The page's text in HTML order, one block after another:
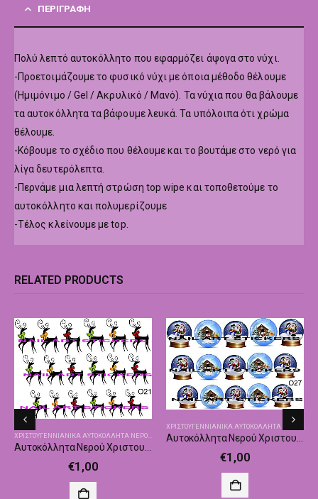
ΠΕΡΙΓΡΑΦΉ
Πολύ λεπτό αυτοκόλλητο που εφαρμόζει άψογα στο νύχι.
-Προετοιμάζουμε το φυσικό νύχι με όποια μέθοδο θέλουμε
(Ημιμόνιμο / Gel / Ακρυλικό / Μανό). Τα νύχια που θα βάλουμε
τα αυτοκόλλητα τα βάφουμε λευκά. Τα υπόλοιπα ότι χρώμα
θέλουμε.
-Κόβουμε το σχέδιο που θέλουμε και το βουτάμε στο νερό για
λίγα δευτερόλεπτα.
-Περνάμε μια λεπτή στρώση top wipe και τοποθετούμε το
αυτοκόλλητο και πολυμερίζουμε
-Τέλος κλείνουμε με top.
RELATED PRODUCTS
ΧΡΙΣΤΟΥΓΕΝΝΙΆΤΙΚΑ ΑΥΤΟΚΌΛΛΗΤΑ - ΔΙΑΚΟΣΜΗΤΙΚΆ
ΧΡΙΣΤΟΥΓΕΝΝΙΆΤΙΚΑ ΑΥΤΟΚΌΛΛΗΤΑ -
€1,00
Αυτοκόλλητα Νερού Χριστουγεννιάτικα Nailswalk Ο27
€1,00